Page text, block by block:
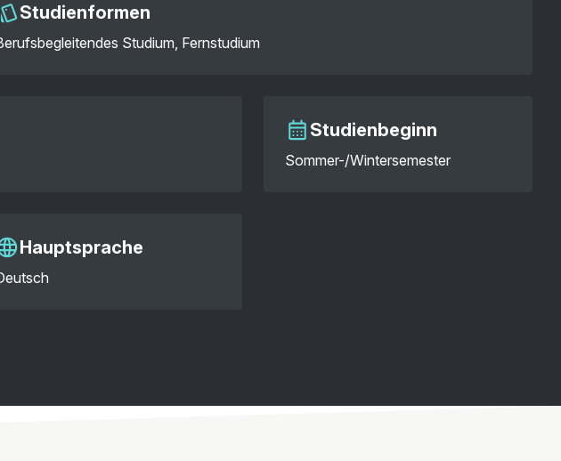
Studienformen
Studium, Fernstudium
Studienbeginn
Sommer-/Wintersemester
Hauptsprache